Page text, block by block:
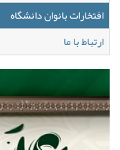
افتخارات بانوان دانشگاه
ارتباط با ما